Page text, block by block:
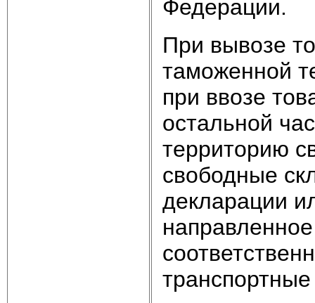
Федерации.
При вывозе
таможенной
при ввозе
остальной
территорию
свободные
декларации